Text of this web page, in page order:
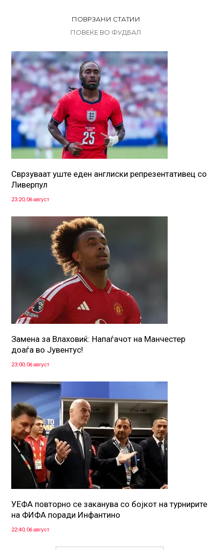
ПОВРЗАНИ СТАТИИ
ПОВЕЌЕ ВО ФУДБАЛ
Сврзуваат уште еден англиски репрезентативец со
Ливерпул
23:20, 06 август
Замена за Влаховиќ: Напаѓачот на Манчестер
доаѓа во Јувентус!
23:00, 06 август
УЕФА повторно се заканува со бојкот на турнирите
на ФИФА поради Инфантино
22:40, 06 август